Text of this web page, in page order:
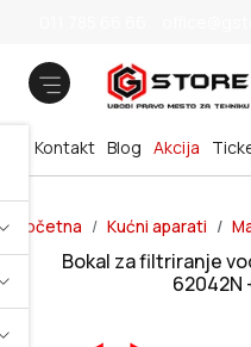
Blog Akcija
Kontakt
Početna Kućni aparati
Bokal za filtriranje
62042N